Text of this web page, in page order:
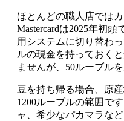
ほとんどの職人店では
Mastercardは2025年初
用システムに切り替わ
ルの現金を持っておく
ませんが、50ルーブル
豆を持ち帰る場合、原
1200ルーブルの範囲で
ャ、希少なパカマラな